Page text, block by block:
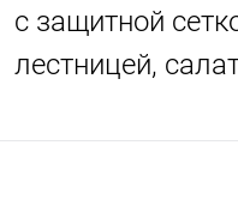
с защитной
лестницей,